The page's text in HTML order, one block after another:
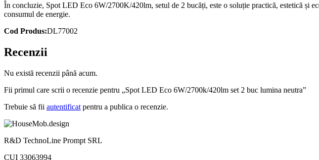
În concluzie, Spot LED Eco 6W/2700K/420lm, setul de 2 bucăți, este o soluție practică, estetică și
consumul de energie.
Cod Produs:DL77002
Recenzii
Nu există recenzii până acum.
Fii primul care scrii o recenzie pentru „Spot LED Eco 6W/2700k/420lm set 2 buc lumina neutra”
Trebuie să fii autentificat pentru a publica o recenzie.
R&D TechnoLine Prompt SRL
CUI 33063994